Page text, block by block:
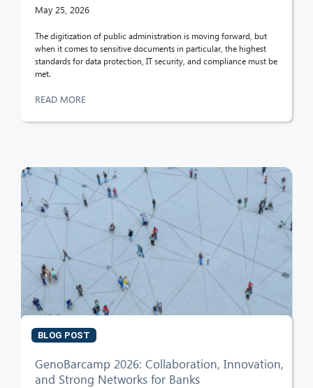
May 25, 2026
The digitization of public administration is moving forward, but
when it comes to sensitive documents in particular, the highest
standards for data protection, IT security, and compliance must be
met.
READ MORE
BLOG POST
GenoBarcamp 2026: Collaboration, Innovation,
and Strong Networks for Banks
CIB AI ChatBot
Hello! What can I do for you?